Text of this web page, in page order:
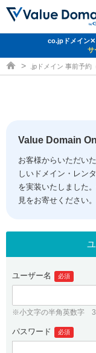
ドメイントップ
ドメイン移管
ドメイン価格一覧
ドメイン一括検索
.jpドメインオークション
gTLDオークション
.jpドメインバックオーダー
プレミアムドメイン
人気ドメインの種類
コアサーバー
バリューサーバー
XREA
セキュリティトップ
Value Domain ネットde
SSL証明書
サービストップ
お得意様割引
紹介制度
バリュードメインAPI
ドメイン・ホスティング
従来の
co.jpドメイン✕
サ
ドメイン取得ならバリュ
.jpドメイン 事前予約
Value Domain
お客様からいただい
しいドメイン・レン
を実装いたしました
見をお寄せください。
ユーザー名 必須
※小文字の半角英数字 3
パスワード 必須